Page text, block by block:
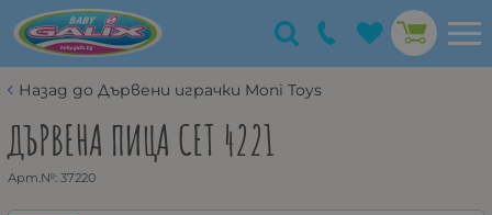
Назад до Дървени играчки Moni Toys
ДЪРВЕНА ПИЦА СЕТ 4221
Арт.№: 37220